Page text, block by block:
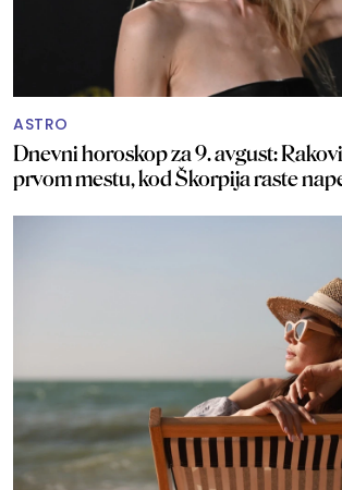
ASTRO
Dnevni horoskop za 9. avgust:
prvom mestu, kod Škorpija raste